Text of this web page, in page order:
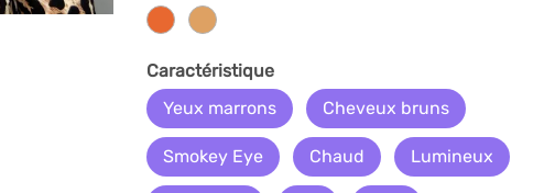
Caractéristique
Yeux marrons
Cheveux bruns
Smokey Eye Chaud Lumineux